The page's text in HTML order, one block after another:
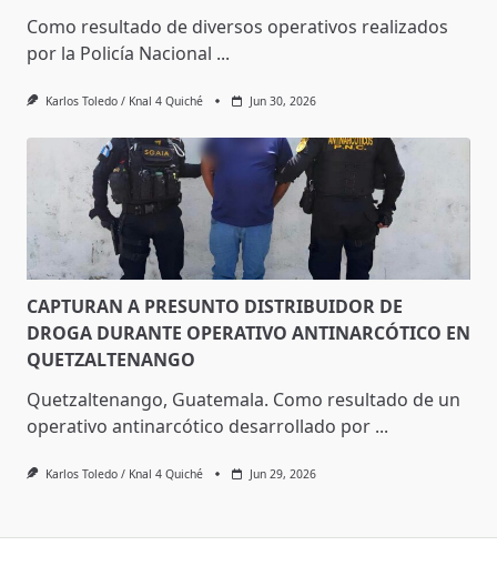
Como resultado de diversos operativos realizados
por la Policía Nacional ...
Karlos Toledo / Knal 4 Quiché Jun 30, 2026
CAPTURAN A PRESUNTO DISTRIBUIDOR DE
DROGA DURANTE OPERATIVO ANTINARCÓTICO EN
QUETZALTENANGO
Quetzaltenango, Guatemala. Como resultado de un
operativo antinarcótico desarrollado por ...
Karlos Toledo / Knal 4 Quiché Jun 29, 2026